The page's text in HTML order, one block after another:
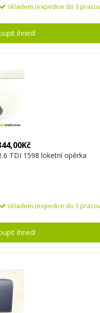
skladem (expedice do 3
ihned!
TDI 1598 loketní opěrka
skladem (expedice do 3
ihned!